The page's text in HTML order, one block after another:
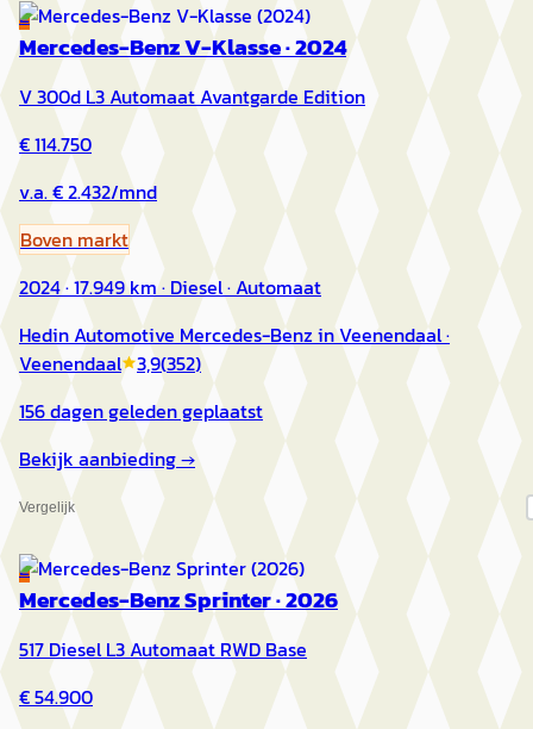
E
Mercedes-Benz V-Klasse·2024
V 300d L3 Automaat Avantgarde Edition
€ 114.750
v.a. € 2.432/mnd
Boven markt
2024 · 17.949 km · Diesel · Automaat
Hedin Automotive Mercedes-Benz in Veenendaal·
Veenendaal 3,9(352)
156 dagen geleden geplaatst
Bekijk aanbieding →
Vergelijk
E
Mercedes-Benz Sprinter·2026
517 Diesel L3 Automaat RWD Base
€ 54.900